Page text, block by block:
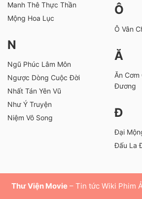
Manh Thê Thực Thần
Mộng Hoa Lục
N
Ngũ Phúc Lâm Môn
Ngược Dòng Cuộc Đời
Nhất Tán Yên Vũ
Như Ý Truyện
Niệm Vô Song
Ô
Ô Vân
Ă
Ăn Cơm
Đương
Đ
Đại
Đấu La
Thư Viện Movie– Tin tức Wiki Phim